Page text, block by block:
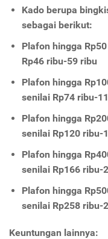
Kado berupa
sebagai berikut:
Plafon hingga
Rp46 ribu-59 ribu
Plafon hingga
senilai Rp74 ribu-
Plafon hingga
senilai Rp120 ribu-
Plafon hingga
senilai Rp166 ribu-
Plafon hingga
senilai Rp258 ribu-
Keuntungan lainnya: